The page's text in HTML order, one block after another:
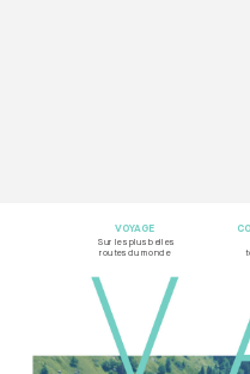
VOYAGE
Sur les plus belles
routes du monde